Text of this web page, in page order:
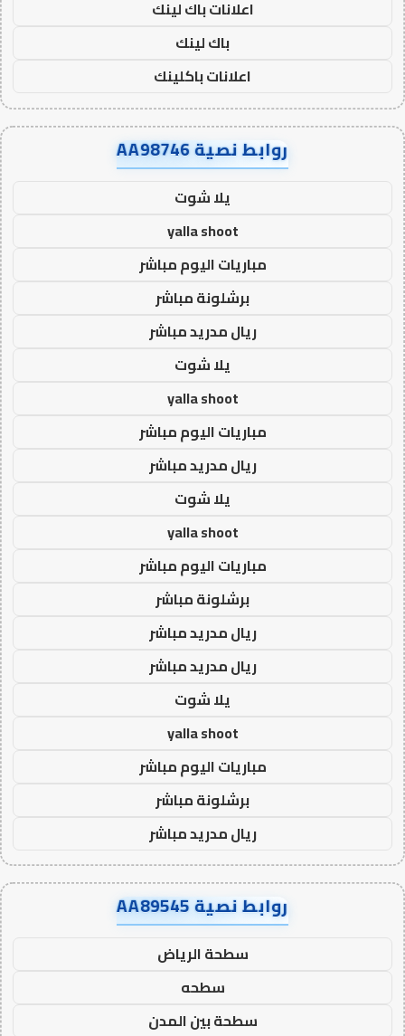
اعلانات باك لينك
باك لينك
اعلانات باكلينك
روابط نصية AA98746
يلا شوت
yalla shoot
مباريات اليوم مباشر
برشلونة مباشر
ريال مدريد مباشر
يلا شوت
yalla shoot
مباريات اليوم مباشر
ريال مدريد مباشر
يلا شوت
yalla shoot
مباريات اليوم مباشر
برشلونة مباشر
ريال مدريد مباشر
ريال مدريد مباشر
يلا شوت
yalla shoot
مباريات اليوم مباشر
برشلونة مباشر
ريال مدريد مباشر
روابط نصية AA89545
سطحة الرياض
سطحه
سطحة بين المدن